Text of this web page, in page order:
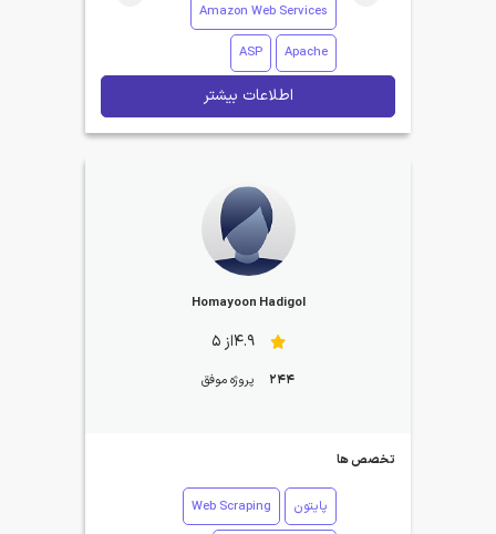
Amazon Web Services
Apache
ASP
اطلاعات بیشتر
Homayoon Hadigol
4.9از 5
244 پروژه موفق
تخصص ها
پایتون Web Scraping